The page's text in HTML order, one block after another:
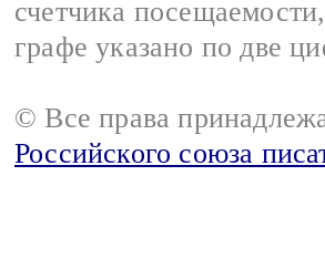
счетчика
графе указано по две
© Все права
Российского союза